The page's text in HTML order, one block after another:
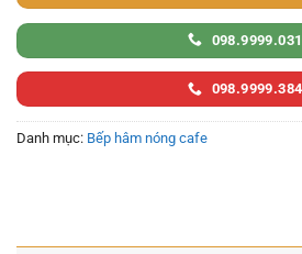
098.9999.031
098.9999.384
Danh mục: Bếp hâm nóng cafe